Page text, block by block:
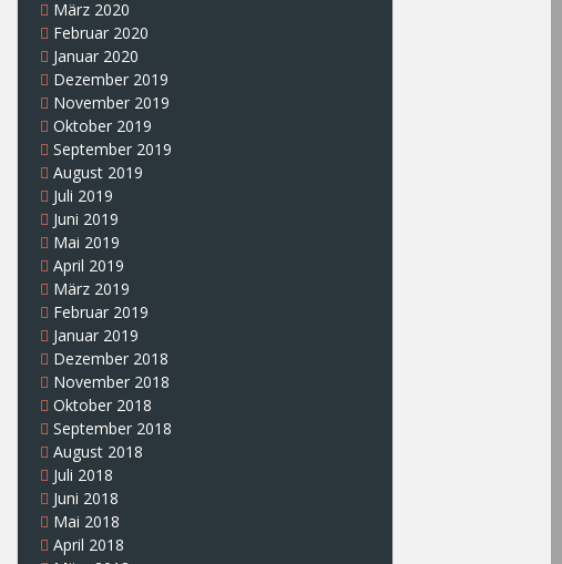
März 2020
Februar 2020
Januar 2020
Dezember 2019
November 2019
Oktober 2019
September 2019
August 2019
Juli 2019
Juni 2019
Mai 2019
April 2019
März 2019
Februar 2019
Januar 2019
Dezember 2018
November 2018
Oktober 2018
September 2018
August 2018
Juli 2018
Juni 2018
Mai 2018
April 2018